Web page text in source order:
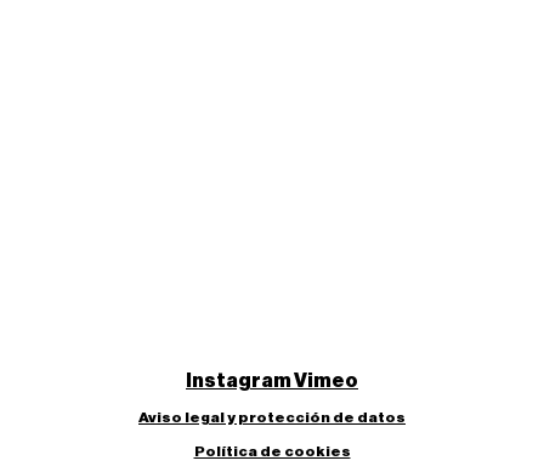
InstagramVimeo
Aviso legal y protección de datos
Política de cookies